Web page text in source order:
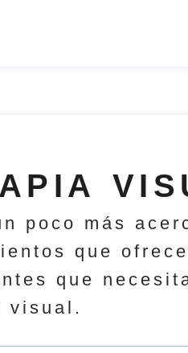
poco más
que
que
visual.